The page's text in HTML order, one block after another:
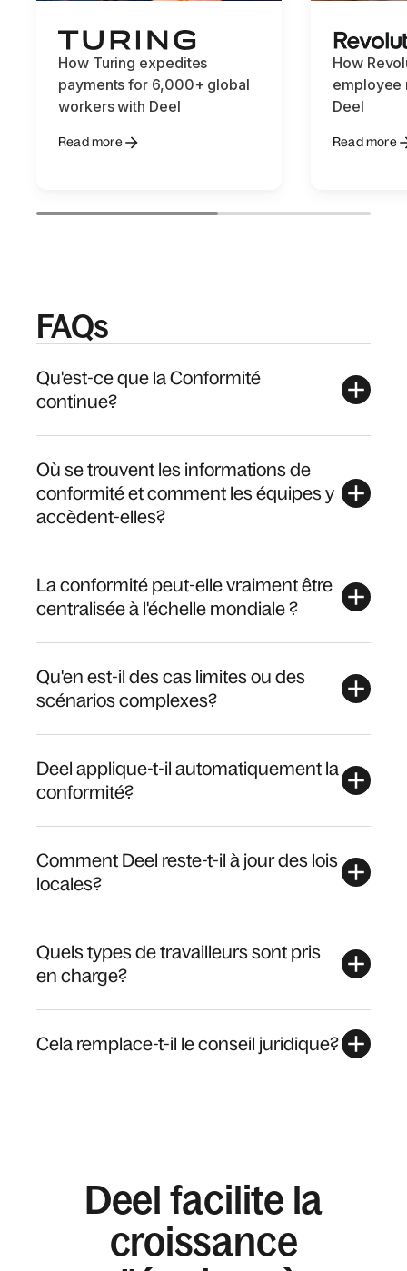
How Turing expedites
payments for 6,000+ global
workers with Deel
Read more
How
employee
Deel
Read more
FAQs
Qu'est-ce que la Conformité
continue?
Où se trouvent les informations de
conformité et comment les équipes y
accèdent-elles?
La conformité peut-elle vraiment être
centralisée à l'échelle mondiale ?
Qu'en est-il des cas limites ou des
scénarios complexes?
Deel applique-t-il automatiquement la
conformité?
Comment Deel reste-t-il à jour des lois
locales?
Quels types de travailleurs sont pris
en charge?
Cela remplace-t-il le conseil juridique?
Deel facilite la
croissance